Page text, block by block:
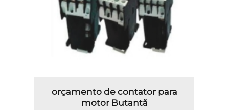
orçamento de contator para
motor Butantã